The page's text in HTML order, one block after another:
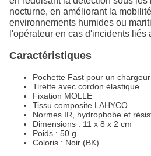
nocturne, en améliorant la
environnements humides ou
l'opérateur en cas d'incidents liés
Caractéristiques
Pochette Fast pour un
Tirette avec cordon élastique
Fixation MOLLE
Tissu composite LAHYCO
Normes IR, hydrophobe et
Dimensions : 11 x 8 x 2 cm
Poids : 50 g
Coloris : Noir (BK)